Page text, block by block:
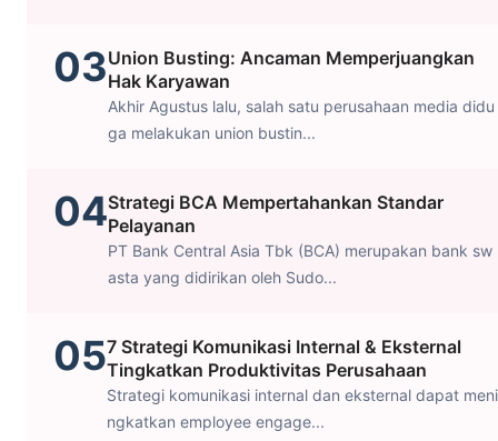
03Union Busting: Ancaman Memperjuangkan
Hak Karyawan
Akhir Agustus lalu, salah satu perusahaan media didu
ga melakukan union bustin...
04Strategi BCA Mempertahankan Standar
Pelayanan
PT Bank Central Asia Tbk (BCA) merupakan bank sw
asta yang didirikan oleh Sudo...
057 Strategi Komunikasi Internal & Eksternal
Tingkatkan Produktivitas Perusahaan
Strategi komunikasi internal dan eksternal dapat meni
ngkatkan employee engage...